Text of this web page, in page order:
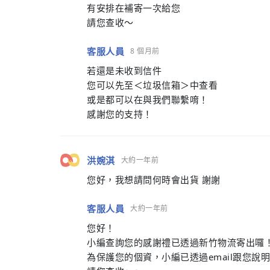
有安排在補寄一次給您
請您查收～
客服人員 8 個月前
若還是未收到信件
您可以先至＜垃圾信箱＞中查看
或是都可以在與我們聯繫唷！
感謝您的支持！
洪婉淇 大約一年前
您好，我想請問何時會出貨 謝謝
客服人員 大約一年前
您好！
小編查詢您的感謝禮已透過新竹物流寄出囉！
為保護您的個資，小編已透過email跟您說